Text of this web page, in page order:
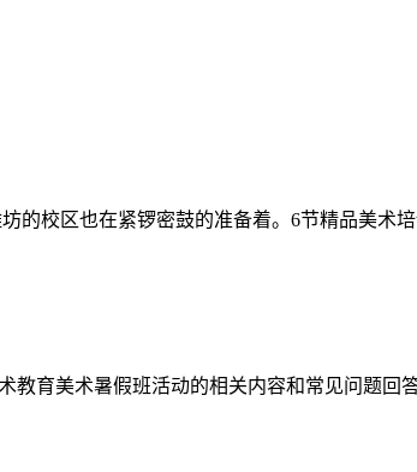
的校区也在紧锣密鼓的准备着。6节精品美术
育美术暑假班活动的相关内容和常见问题回答